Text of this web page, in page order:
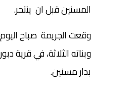
المسنين قبل ان ينتحر.
وقعت الجريمة صباح
وبناته الثلاثة، في قرية
بدار مسنين.